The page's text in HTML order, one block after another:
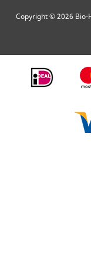
Copyright © 2026 Bio-